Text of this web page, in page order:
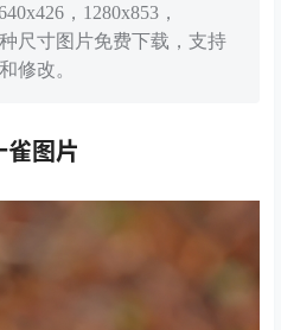
，1280x853，
尺寸图片免费下载，支持
修改。
雀图片